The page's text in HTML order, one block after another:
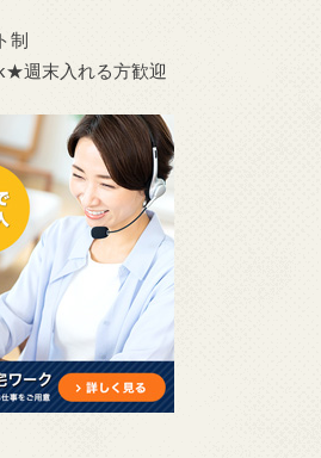
制
週末入れる方歓迎